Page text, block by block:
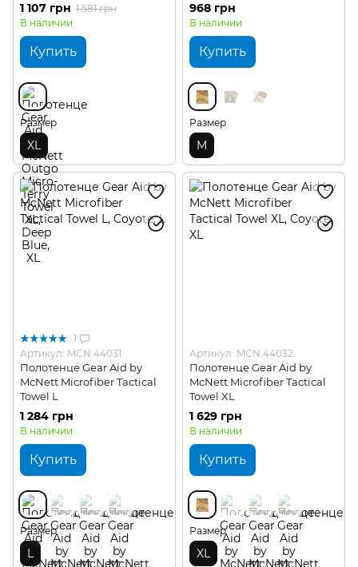
1 107 грн 1 581 грн
В наличии
Купить
Размер
XL
968 грн
В наличии
Купить
Размер
M
1
Артикул: MCN.44031
Полотенце Gear Aid by
McNett Microfiber Tactical
Towel L
1 284 грн
В наличии
Купить
Размер
L
Артикул: MCN.44032
Полотенце Gear Aid by
McNett Microfiber Tactical
Towel XL
1 629 грн
В наличии
Купить
Размер
XL